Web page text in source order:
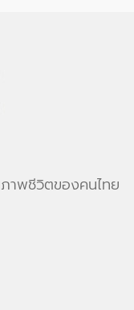
าพชีวิตของคนไทย